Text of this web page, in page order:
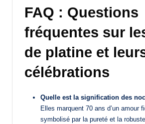
FAQ : Questions
fréquentes sur
de platine et
célébrations
Quelle est la signification des
Elles marquent 70 ans d’un amour
symbolisé par la pureté et la